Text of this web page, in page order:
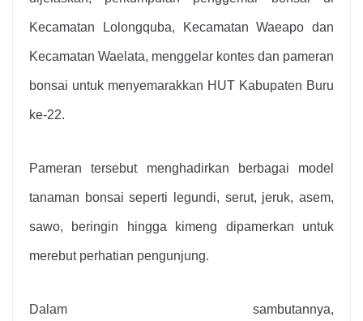
Kecamatan Lolongquba, Kecamatan Waeapo dan
Kecamatan Waelata, menggelar kontes dan pameran
bonsai untuk menyemarakkan HUT Kabupaten Buru
ke-22.
Pameran tersebut menghadirkan berbagai model
tanaman bonsai seperti legundi, serut, jeruk, asem,
sawo, beringin hingga kimeng dipamerkan untuk
merebut perhatian pengunjung.
Dalam sambutannya,